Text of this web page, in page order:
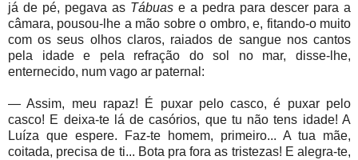
já de pé, pegava as Tábuas e a pedra para descer para a
câmara, pousou-lhe a mão sobre o ombro, e, fitando-o muito
com os seus olhos claros, raiados de sangue nos cantos
pela idade e pela refração do sol no mar, disse-lhe,
enternecido, num vago ar paternal:
— Assim, meu rapaz! É puxar pelo casco, é puxar pelo
casco! E deixa-te lá de casórios, que tu não tens idade! A
Luíza que espere. Faz-te homem, primeiro... A tua mãe,
coitada, precisa de ti... Bota pra fora as tristezas! E alegra-te,